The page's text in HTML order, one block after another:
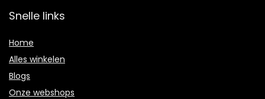
Snelle links
Home
Alles winkelen
Blogs
Onze webshops